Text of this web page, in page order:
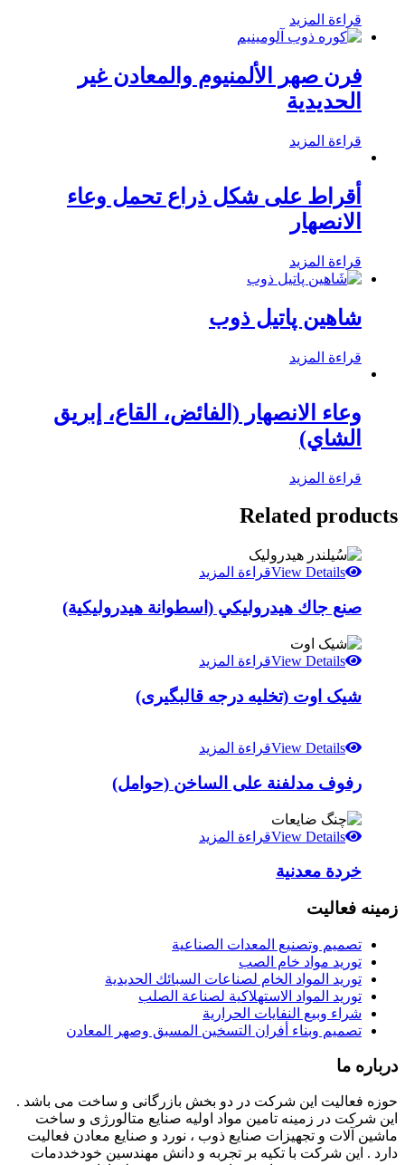
قراءة المزيد
فرن صهر الألمنيوم والمعادن غير
الحديدية
قراءة المزيد
أقراط على شكل ذراع تحمل وعاء
الانصهار
قراءة المزيد
شاهین پاتیل ذوب
قراءة المزيد
وعاء الانصهار (الفائض، القاع، إبريق
الشاي)
قراءة المزيد
Related products
View Detailsقراءة المزيد
صنع جاك هيدروليكي (اسطوانة هيدروليكية)
View Detailsقراءة المزيد
شیک اوت (تخلیه درجه قالبگیری)
View Detailsقراءة المزيد
رفوف مدلفنة على الساخن (حوامل)
View Detailsقراءة المزيد
خردة معدنية
زمینه فعالیت
تصميم وتصنيع المعدات الصناعية
توريد مواد خام الصب
توريد المواد الخام لصناعات السبائك الحديدية
توريد المواد الاستهلاكية لصناعة الصلب
شراء وبيع النفايات الحرارية
تصميم وبناء أفران التسخين المسبق وصهر المعادن
درباره ما
حوزه فعالیت این شرکت در دو بخش بازرگانی و ساخت می باشد .
این شرکت در زمینه تامین مواد اولیه صنایع متالورژی و ساخت
ماشین آلات و تجهیزات صنایع ذوب ، نورد و صنایع معادن فعالیت
دارد . این شرکت با تکیه بر تجربه و دانش مهندسین خودخددمات